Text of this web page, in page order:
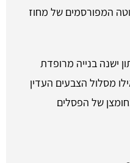
המפורסמים של מחוז
ישנה בנייה מרופדת
מסלול הצבעים העדין
של הפסלים